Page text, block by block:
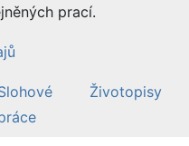
prací.
Životopisy